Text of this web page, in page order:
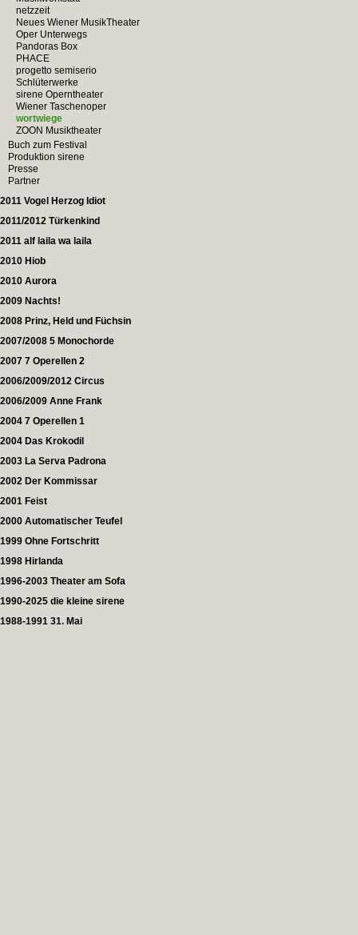
netzzeit
Neues Wiener MusikTheater
Oper Unterwegs
Pandoras Box
PHACE
progetto semiserio
Schlüterwerke
sirene Operntheater
Wiener Taschenoper
wortwiege
ZOON Musiktheater
Buch zum Festival
Produktion sirene
Presse
Partner
2011 Vogel Herzog Idiot
2011/2012 Türkenkind
2011 alf laila wa laila
2010 Hiob
2010 Aurora
2009 Nachts!
2008 Prinz, Held und Füchsin
2007/2008 5 Monochorde
2007 7 Operellen 2
2006/2009/2012 Circus
2006/2009 Anne Frank
2004 7 Operellen 1
2004 Das Krokodil
2003 La Serva Padrona
2002 Der Kommissar
2001 Feist
2000 Automatischer Teufel
1999 Ohne Fortschritt
1998 Hirlanda
1996-2003 Theater am Sofa
1990-2025 die kleine sirene
1988-1991 31. Mai